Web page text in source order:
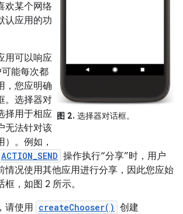
图 2. 选择器对话框。
欢某个网络
认应用的功
用可以响应
能每次都
，您应明确
。选择器对
择用于相应
无法针对该
。例如，
ACTION_SEND 操作执行“分享”时，用户
情况使用其他应用进行分享，因此您应始
，如图 2 所示。
请使用 createChooser() 创建